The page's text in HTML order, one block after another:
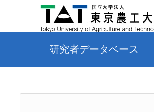
研究者データベース